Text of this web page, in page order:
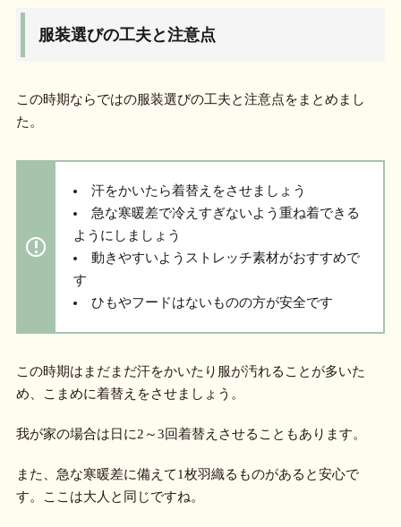
服装選びの工夫と注意点
この時期ならではの服装選びの工夫と注意点をまとめまし
た。
汗をかいたら着替えをさせましょう
急な寒暖差で冷えすぎないよう重ね着できる
ようにしましょう
動きやすいようストレッチ素材がおすすめで
す
ひもやフードはないものの方が安全です
この時期はまだまだ汗をかいたり服が汚れることが多いた
め、こまめに着替えをさせましょう。
我が家の場合は日に2～3回着替えさせることもあります。
また、急な寒暖差に備えて1枚羽織るものがあると安心で
す。ここは大人と同じですね。